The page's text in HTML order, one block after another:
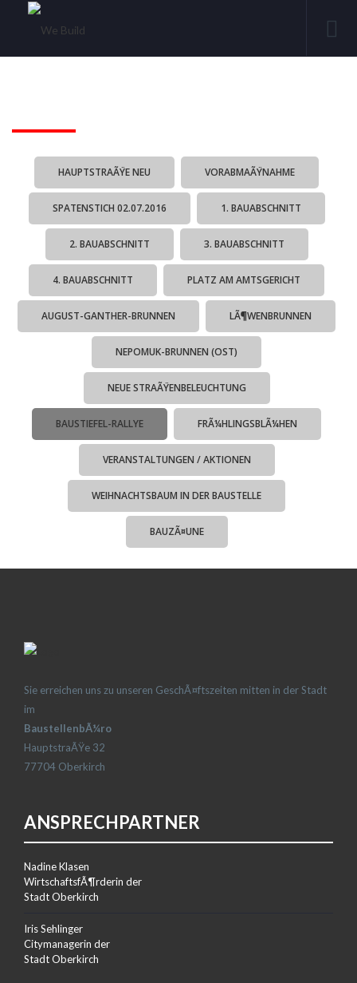
HAUPTSTRAÃŸE NEU VORABMAÃŸNAHME
SPATENSTICH 02.07.2016 1. BAUABSCHNITT
2. BAUABSCHNITT 3. BAUABSCHNITT
4. BAUABSCHNITT PLATZ AM AMTSGERICHT
AUGUST-GANTHER-BRUNNEN LÃ¶WENBRUNNEN
NEPOMUK-BRUNNEN (OST)
NEUE STRAÃŸENBELEUCHTUNG
BAUSTIEFEL-RALLYE FRÃ¼HLINGSBLÃ¼HEN
VERANSTALTUNGEN / AKTIONEN
WEIHNACHTSBAUM IN DER BAUSTELLE
BAUZÃ¤UNE
Sie erreichen uns zu unseren GeschÃ¤ftszeiten mitten in der Stadt
im
BaustellenbÃ¼ro
HauptstraÃŸe 32
77704 Oberkirch
ANSPRECHPARTNER
Nadine Klasen
WirtschaftsfÃ¶rderin der
Stadt Oberkirch
Iris Sehlinger
Citymanagerin der
Stadt Oberkirch